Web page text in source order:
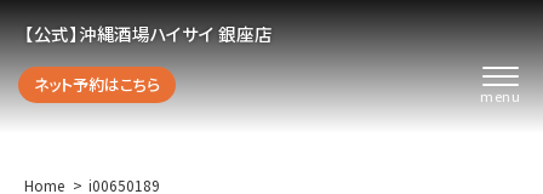
【公式】沖縄酒場ハイサイ 銀座店
ネット予約はこちら
Home i00650189